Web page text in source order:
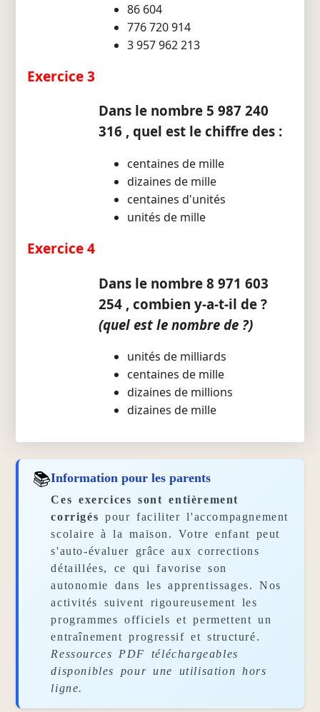
86 604
776 720 914
3 957 962 213
Exercice 3
Dans le nombre 5 987 240
316 , quel est le chiffre des :
centaines de mille
dizaines de mille
centaines d'unités
unités de mille
Exercice 4
Dans le nombre 8 971 603
254 , combien y-a-t-il de ?
(quel est le nombre de ?)
unités de milliards
centaines de mille
dizaines de millions
dizaines de mille
📚Information pour les parents
Ces exercices sont entièrement
corrigés pour faciliter l'accompagnement
scolaire à la maison. Votre enfant peut
s'auto-évaluer grâce aux corrections
détaillées, ce qui favorise son
autonomie dans les apprentissages. Nos
activités suivent rigoureusement les
programmes officiels et permettent un
entraînement progressif et structuré.
Ressources PDF téléchargeables
disponibles pour une utilisation hors
ligne.